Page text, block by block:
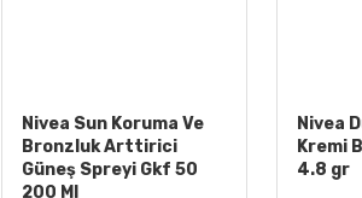
Nivea Sun Koruma Ve
Bronzluk Arttirici
Güneş Spreyi Gkf 50
200 Ml
Nivea
Kremi
4.8 gr